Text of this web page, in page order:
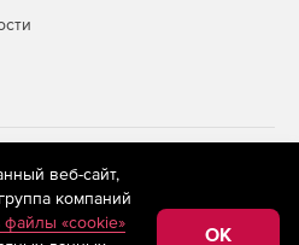
store.softline.ru применяются
(информационные технологии
на основе сбора,
относящихся к
веб-сайт,
компаний
файлы «cookie»
OK